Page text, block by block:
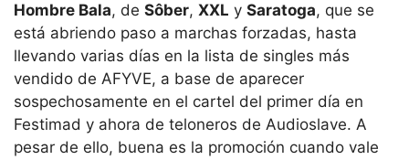
Hombre Bala, de Sôber, XXL y Saratoga, que se
está abriendo paso a marchas forzadas, hasta
llevando varias días en la lista de singles más
vendido de AFYVE, a base de aparecer
sospechosamente en el cartel del primer día en
Festimad y ahora de teloneros de Audioslave. A
pesar de ello, buena es la promoción cuando vale